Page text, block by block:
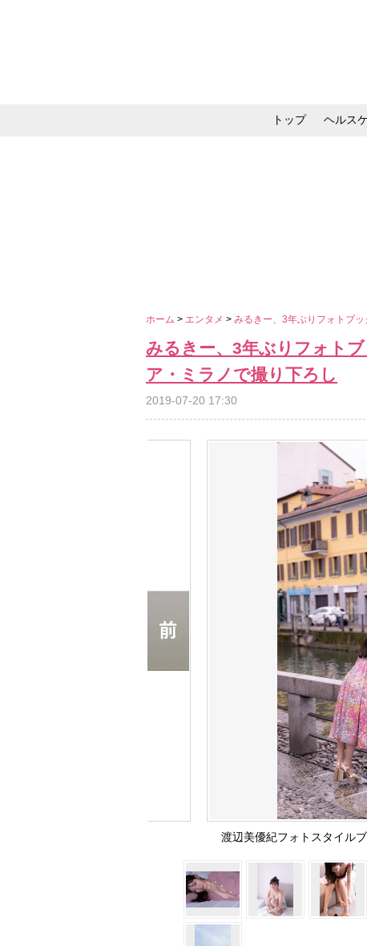
トップ ヘルス
ホーム > エンタメ > みるきー、3年ぶりフォトブ
みるきー、3年ぶりフォト
ア・ミラノで撮り下ろし
2019-07-20 17:30
渡辺美優紀フォトスタイル